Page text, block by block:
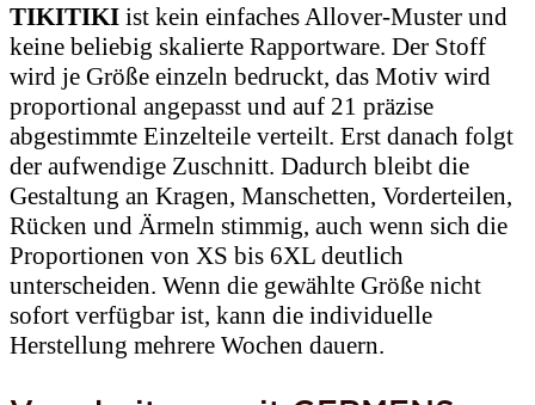
TIKITIKI ist kein einfaches Allover-Muster und
keine beliebig skalierte Rapportware. Der Stoff
wird je Größe einzeln bedruckt, das Motiv wird
proportional angepasst und auf 21 präzise
abgestimmte Einzelteile verteilt. Erst danach folgt
der aufwendige Zuschnitt. Dadurch bleibt die
Gestaltung an Kragen, Manschetten, Vorderteilen,
Rücken und Ärmeln stimmig, auch wenn sich die
Proportionen von XS bis 6XL deutlich
unterscheiden. Wenn die gewählte Größe nicht
sofort verfügbar ist, kann die individuelle
Herstellung mehrere Wochen dauern.